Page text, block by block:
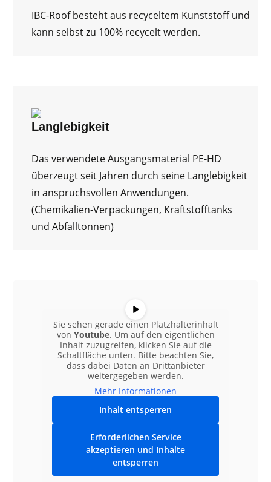
IBC-Roof besteht aus recyceltem Kunststoff und
kann selbst zu 100% recycelt werden.
Langlebigkeit
Das verwendete Ausgangsmaterial PE-HD
überzeugt seit Jahren durch seine Langlebigkeit
in anspruchsvollen Anwendungen.
(Chemikalien-Verpackungen, Kraftstofftanks
und Abfalltonnen)
Sie sehen gerade einen Platzhalterinhalt
von Youtube. Um auf den eigentlichen
Inhalt zuzugreifen, klicken Sie auf die
Schaltfläche unten. Bitte beachten Sie,
dass dabei Daten an Drittanbieter
weitergegeben werden.
Mehr Informationen
Inhalt entsperren
Erforderlichen Service
akzeptieren und Inhalte
entsperren